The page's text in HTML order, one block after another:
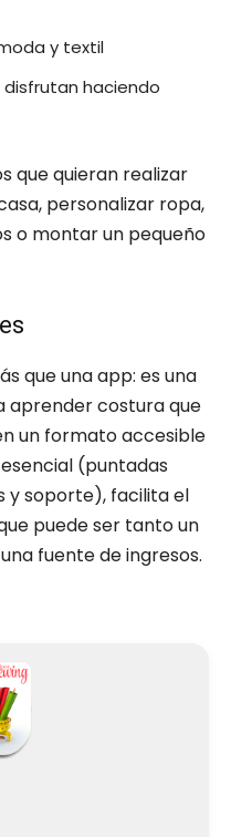
y textil
haciendo
que quieran realizar
personalizar ropa,
o montar un pequeño
que una app: es una
costura que
un formato accesible
(puntadas
y soporte), facilita el
puede ser tanto un
fuente de ingresos.